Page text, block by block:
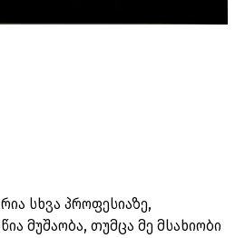
სხვა პროფესიაზე,
მუშაობა, თუმცა მე მსახიობი